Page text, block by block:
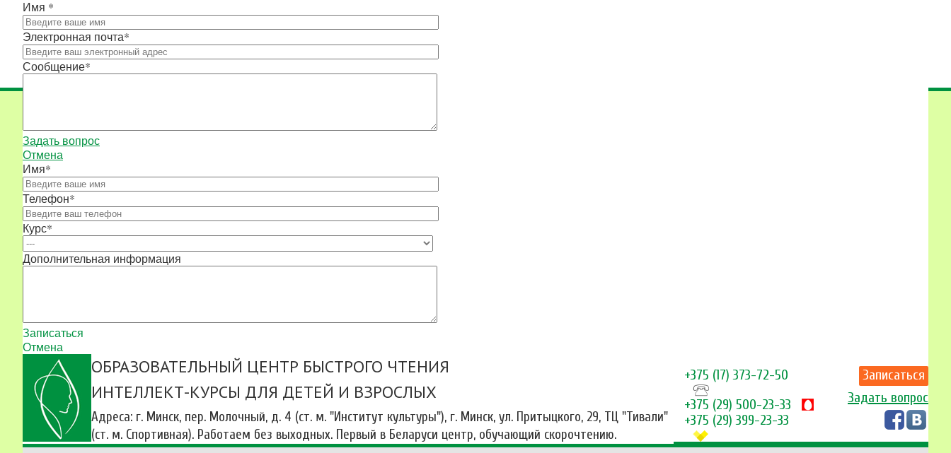
Имя *
Электронная почта*
Сообщение*
Задать вопрос
Отмена
Имя*
Телефон*
Курс*
Дополнительная информация
Записаться
Отмена
+375 (17) 373-72-50
Записаться
Задать вопрос
+375 (29) 500-23-33
+375 (29) 399-23-33
ОБРАЗОВАТЕЛЬНЫЙ ЦЕНТР БЫСТРОГО ЧТЕНИЯ
ИНТЕЛЛЕКТ-КУРСЫ ДЛЯ ДЕТЕЙ И ВЗРОСЛЫХ
Адреса: г. Минск, пер. Молочный, д. 4 (ст. м. "Институт культуры"), г. Минск, ул. Притыцкого, 29, ТЦ "Тивали"
(ст. м. Спортивная). Работаем без выходных. Первый в Беларуси центр, обучающий скорочтению.